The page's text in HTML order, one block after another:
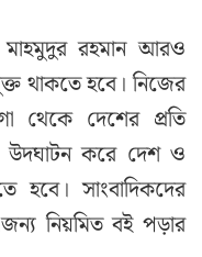
মাহমুদুর রহমান আরও
থাকতে হবে। নিজের
থেকে দেশের প্রতি
উদঘাটন করে দেশ ও
হবে। সাংবাদিকদের
নিয়মিত বই পড়ার